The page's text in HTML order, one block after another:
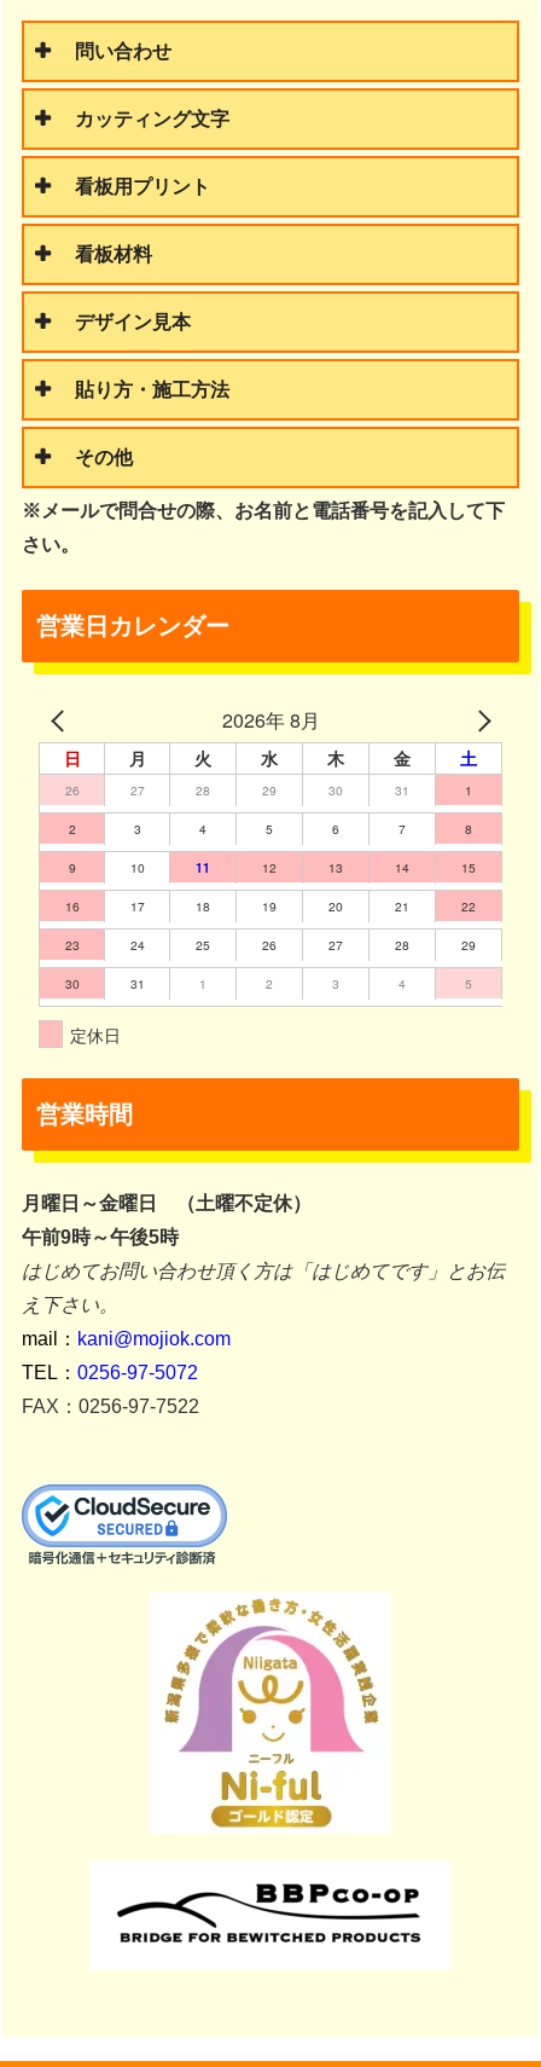
問い合わせ
カッティング文字
看板用プリント
看板材料
デザイン見本
貼り方・施工方法
その他
※メールで問合せの際、お名前と電話番号を記入して下
さい。
営業日カレンダー
2026年 8月
日 月 火 水 木 金 土
26 27 28 29 30 31 1
2 3 4 5 6 7 8
9 10 11 12 13 14 15
16 17 18 19 20 21 22
23 24 25 26 27 28 29
30 31 1 2 3 4 5
定休日
営業時間
月曜日～金曜日 （土曜不定休）
午前9時～午後5時
はじめてお問い合わせ頂く方は「はじめてです」とお伝
え下さい。
mail： kani@mojiok.com
TEL：0256-97-5072
FAX：0256-97-7522